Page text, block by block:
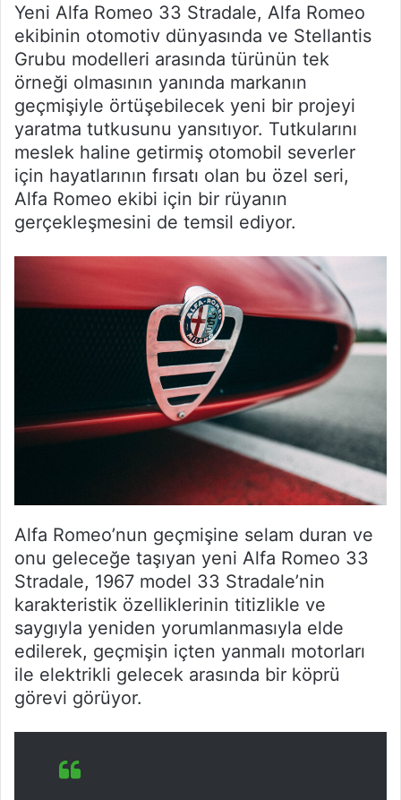
Yeni Alfa Romeo 33 Stradale, Alfa Romeo
ekibinin otomotiv dünyasında ve Stellantis
Grubu modelleri arasında türünün tek
örneği olmasının yanında markanın
geçmişiyle örtüşebilecek yeni bir projeyi
yaratma tutkusunu yansıtıyor. Tutkularını
meslek haline getirmiş otomobil severler
için hayatlarının fırsatı olan bu özel seri,
Alfa Romeo ekibi için bir rüyanın
gerçekleşmesini de temsil ediyor.
Alfa Romeo’nun geçmişine selam duran ve
onu geleceğe taşıyan yeni Alfa Romeo 33
Stradale, 1967 model 33 Stradale’nin
karakteristik özelliklerinin titizlikle ve
saygıyla yeniden yorumlanmasıyla elde
edilerek, geçmişin içten yanmalı motorları
ile elektrikli gelecek arasında bir köprü
görevi görüyor.